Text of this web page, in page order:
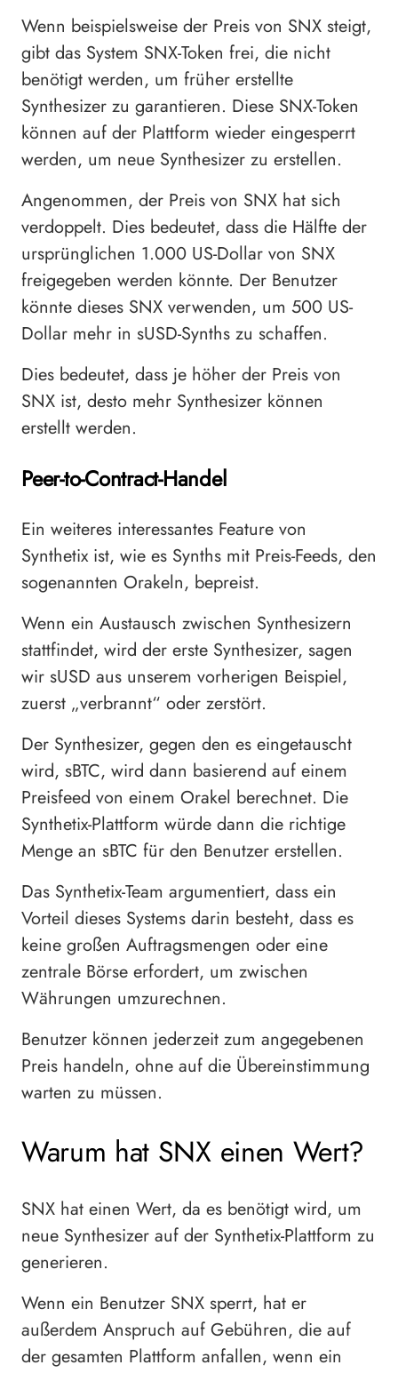
Wenn beispielsweise der Preis von SNX steigt,
gibt das System SNX-Token frei, die nicht
benötigt werden, um früher erstellte
Synthesizer zu garantieren. Diese SNX-Token
können auf der Plattform wieder eingesperrt
werden, um neue Synthesizer zu erstellen.
Angenommen, der Preis von SNX hat sich
verdoppelt. Dies bedeutet, dass die Hälfte der
ursprünglichen 1.000 US-Dollar von SNX
freigegeben werden könnte. Der Benutzer
könnte dieses SNX verwenden, um 500 US-
Dollar mehr in sUSD-Synths zu schaffen.
Dies bedeutet, dass je höher der Preis von
SNX ist, desto mehr Synthesizer können
erstellt werden.
Peer-to-Contract-Handel
Ein weiteres interessantes Feature von
Synthetix ist, wie es Synths mit Preis-Feeds, den
sogenannten Orakeln, bepreist.
Wenn ein Austausch zwischen Synthesizern
stattfindet, wird der erste Synthesizer, sagen
wir sUSD aus unserem vorherigen Beispiel,
zuerst „verbrannt“ oder zerstört.
Der Synthesizer, gegen den es eingetauscht
wird, sBTC, wird dann basierend auf einem
Preisfeed von einem Orakel berechnet. Die
Synthetix-Plattform würde dann die richtige
Menge an sBTC für den Benutzer erstellen.
Das Synthetix-Team argumentiert, dass ein
Vorteil dieses Systems darin besteht, dass es
keine großen Auftragsmengen oder eine
zentrale Börse erfordert, um zwischen
Währungen umzurechnen.
Benutzer können jederzeit zum angegebenen
Preis handeln, ohne auf die Übereinstimmung
warten zu müssen.
Warum hat SNX einen Wert?
SNX hat einen Wert, da es benötigt wird, um
neue Synthesizer auf der Synthetix-Plattform zu
generieren.
Wenn ein Benutzer SNX sperrt, hat er
außerdem Anspruch auf Gebühren, die auf
der gesamten Plattform anfallen, wenn ein